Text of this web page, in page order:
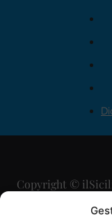
Copyright ©